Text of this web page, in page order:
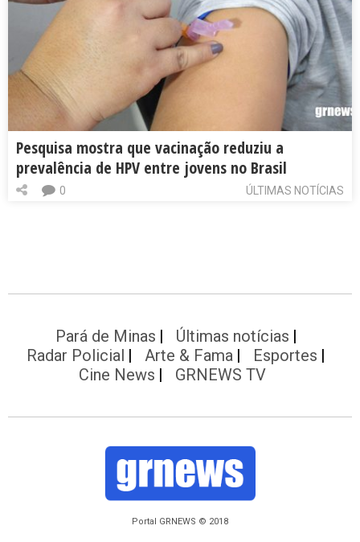
Pesquisa mostra que vacinação reduziu a
prevalência de HPV entre jovens no Brasil
ÚLTIMAS NOTÍCIAS
0
Pará de Minas
Últimas notícias
Radar Policial
Arte & Fama
Esportes
Cine News
GRNEWS TV
Portal GRNEWS © 2018